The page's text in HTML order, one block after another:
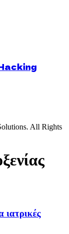
All Rights
ιατρικές